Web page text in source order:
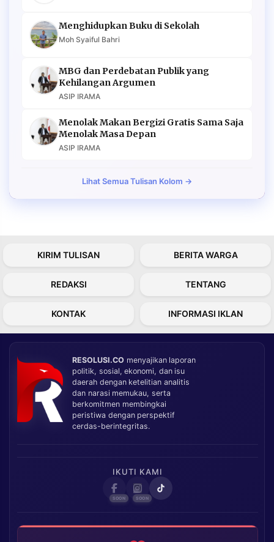
Menghidupkan Buku di Sekolah
Moh Syaiful Bahri
MBG dan Perdebatan Publik yang
Kehilangan Argumen
ASIP IRAMA
Menolak Makan Bergizi Gratis Sama Saja
Menolak Masa Depan
ASIP IRAMA
Lihat Semua Tulisan Kolom →
KIRIM TULISAN BERITA WARGA
REDAKSI TENTANG
KONTAK INFORMASI IKLAN
RESOLUSI.CO menyajikan laporan
politik, sosial, ekonomi, dan isu
daerah dengan ketelitian analitis
dan narasi memukau, serta
berkomitmen membingkai
peristiwa dengan perspektif
cerdas-berintegritas.
IKUTI KAMI